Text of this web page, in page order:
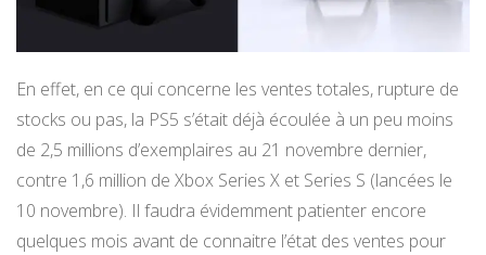
En effet, en ce qui concerne les ventes totales, rupture de
stocks ou pas, la PS5 s’était déjà écoulée à un peu moins
de 2,5 millions d’exemplaires au 21 novembre dernier,
contre 1,6 million de Xbox Series X et Series S (lancées le
10 novembre). Il faudra évidemment patienter encore
quelques mois avant de connaitre l’état des ventes pour